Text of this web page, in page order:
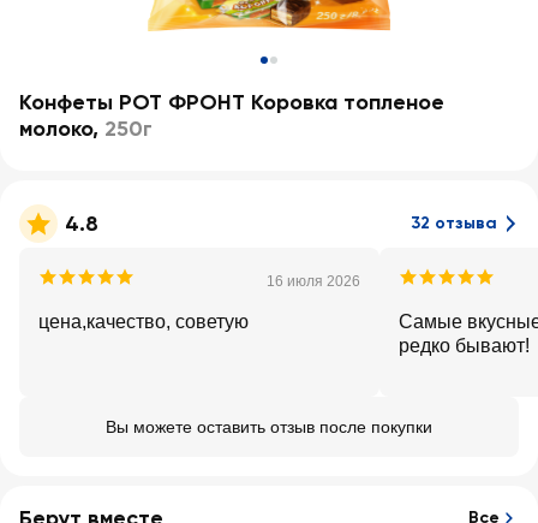
Конфеты РОТ ФРОНТ Коровка топленое
молоко, 250г
4.8 32 отзыва
16 июля 2026
цена,качество, советую
Самые
редко бывают!
Вы можете оставить отзыв после покупки
Все